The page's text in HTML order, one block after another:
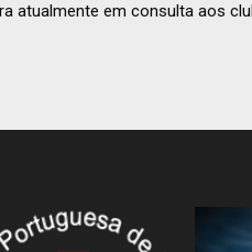
atualmente em consulta aos